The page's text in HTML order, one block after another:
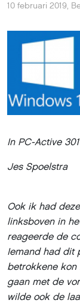
10 februari 2019,
In PC-Active
Jes Spoelstra
Ook ik had
linksboven in
reageerde de
Iemand had dit
betrokkene kon
gaan met de
wilde ook de